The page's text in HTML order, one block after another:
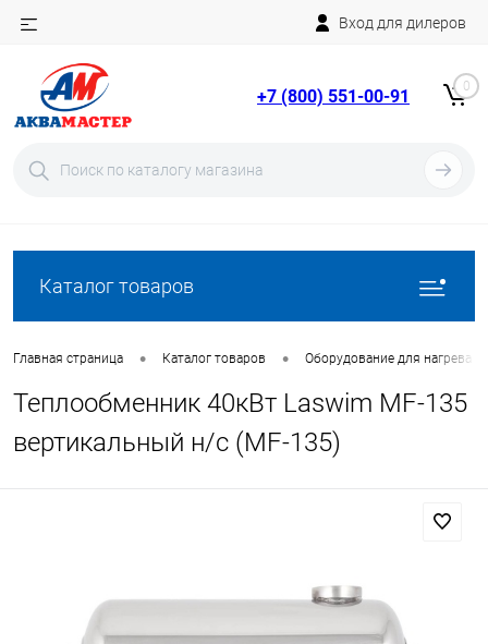
Вход для дилеров
+7 (800) 551-00-91 0
Каталог товаров
Главная страница • Каталог товаров • Оборудование для нагрева
Теплообменник 40кВт Laswim MF-135
вертикальный н/с (MF-135)